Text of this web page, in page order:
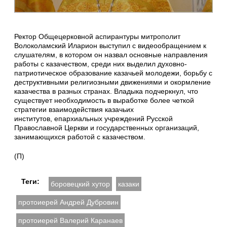
Ректор Общецерковной аспирантуры митрополит
Волоколамский Иларион выступил с видеообращением к
слушателям, в котором он назвал основные направления
работы с казачеством, среди них выделил духовно-
патриотическое образование казачьей молодежи, борьбу с
деструктивными религиозными движениями и окормление
казачества в разных странах. Владыка подчеркнул, что
существует необходимость в выработке более четкой
стратегии взаимодействия казачьих
институтов, епархиальных учреждений Русской
Православной Церкви и государственных организаций,
занимающихся работой с казачеством.
(П)
Теги: боровецкий хутор казаки
протоиерей Андрей Дубровин
протоиерей Валерий Каранаев